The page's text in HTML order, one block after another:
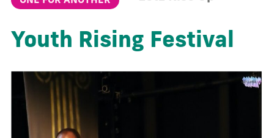
Youth Rising Festival